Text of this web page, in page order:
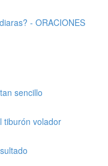
- ORACIONES
sencillo
tiburón volador